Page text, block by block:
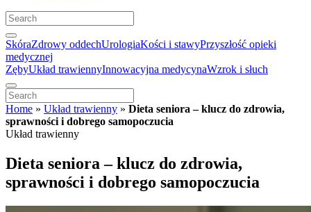
SkóraZdrowy oddechUrologiaKości i stawyPrzyszłość opieki
medycznej
ZębyUkład trawiennyInnowacyjna medycynaWzrok i słuch
Home » Układ trawienny » Dieta seniora – klucz do zdrowia,
sprawności i dobrego samopoczucia
Układ trawienny
Dieta seniora – klucz do zdrowia,
sprawności i dobrego samopoczucia